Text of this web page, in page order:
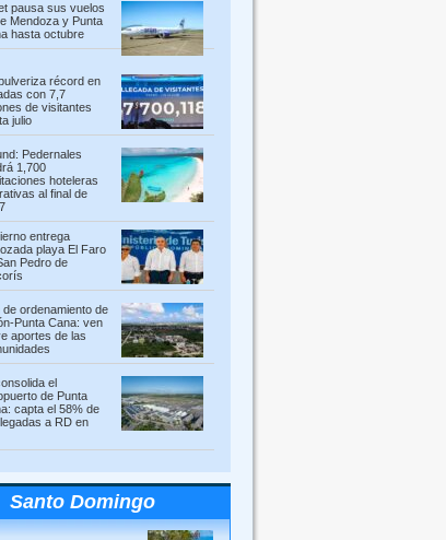
pausa sus vuelos
Mendoza y Punta
hasta octubre
récord en
con 7,7
de visitantes
julio
Pedernales
1,700
hoteleras
al final de
entrega
playa El Faro
Pedro de
de ordenamiento de
Punta Cana: ven
aportes de las
el
de Punta
capta el 58% de
a RD en
Santo Domingo